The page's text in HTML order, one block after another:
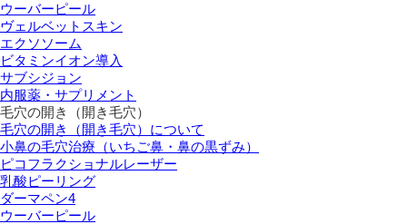
ウーバーピール
ヴェルベットスキン
エクソソーム
ビタミンイオン導入
サブシジョン
内服薬・サプリメント
毛穴の開き（開き毛穴）
毛穴の開き（開き毛穴）について
小鼻の毛穴治療（いちご鼻・鼻の黒ずみ）
ピコフラクショナルレーザー
乳酸ピーリング
ダーマペン4
ウーバーピール